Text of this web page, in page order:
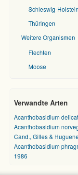
Schleswig-Holstein
Thüringen
Weitere Organismen
Flechten
Moose
Verwandte Arten
Acanthobasidium
Acanthobasidium
Cand., Gilles &
Acanthobasidium
1986